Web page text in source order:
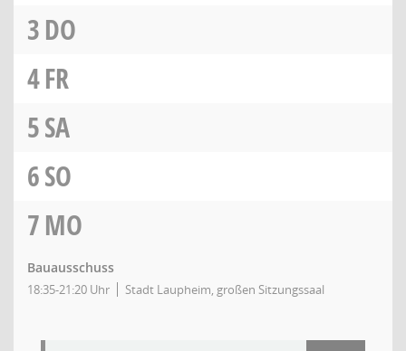
3DO
4FR
5SA
6SO
7MO
Bauausschuss
18:35-21:20 Uhr Stadt Laupheim, großen Sitzungssaal